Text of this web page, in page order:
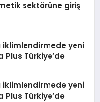
sektörüne giriş
iklimlendirmede yeni
Plus Türkiye’de
iklimlendirmede yeni
Plus Türkiye’de